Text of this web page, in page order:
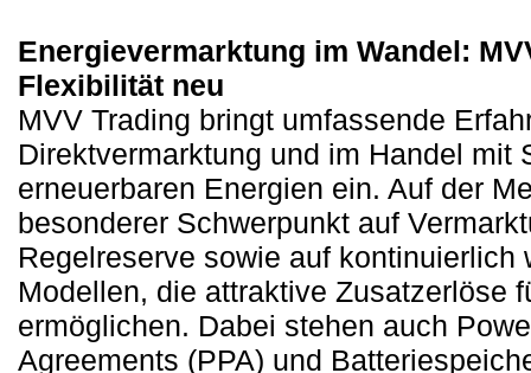
Energievermarktung im Wandel:
Flexibilität neu
MVV Trading bringt umfassende
Direktvermarktung und im Handel mit
erneuerbaren Energien ein. Auf der
besonderer Schwerpunkt auf
Regelreserve sowie auf kontinuierlich
Modellen, die attraktive Zusatzerlöse
ermöglichen. Dabei stehen auch
Agreements (PPA) und